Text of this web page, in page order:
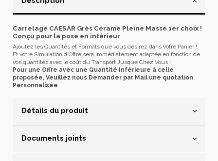
Carrelage CAESAR Grès Cérame Pleine Masse 1er choix !
Conçu pour la pose en intérieur
Ajoutez les Quantités et Formats que vous désirez dans votre Panier !
Et votre Simulation d'Offre sera immédiatement adaptée en fonction de
vos quantités avec le coût du Transport Jusque Chez Vous !
Pour une Offre avec une Quantité Inférieure à celle
proposée, Veuillez nous Demander par Mail une quotation
Personnalisée
Détails du produit
Documents joints